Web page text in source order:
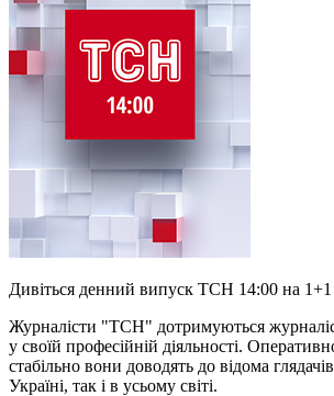
Дивіться денний випуск ТСН 14:00 на
Журналісти "ТСН" дотримуються
у своїй професійній діяльності.
стабільно вони доводять до відома
Україні, так і в усьому світі.